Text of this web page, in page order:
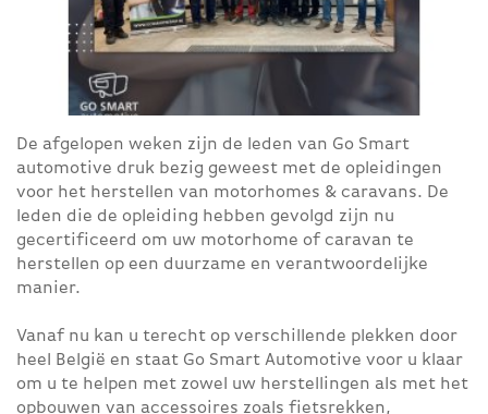
De afgelopen weken zijn de leden van Go Smart
automotive druk bezig geweest met de opleidingen
voor het herstellen van motorhomes & caravans. De
leden die de opleiding hebben gevolgd zijn nu
gecertificeerd om uw motorhome of caravan te
herstellen op een duurzame en verantwoordelijke
manier.
Vanaf nu kan u terecht op verschillende plekken door
heel België en staat Go Smart Automotive voor u klaar
om u te helpen met zowel uw herstellingen als met het
opbouwen van accessoires zoals fietsrekken,